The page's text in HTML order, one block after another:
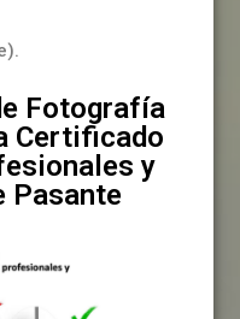
Fotografía
Certificado
y
Pasante